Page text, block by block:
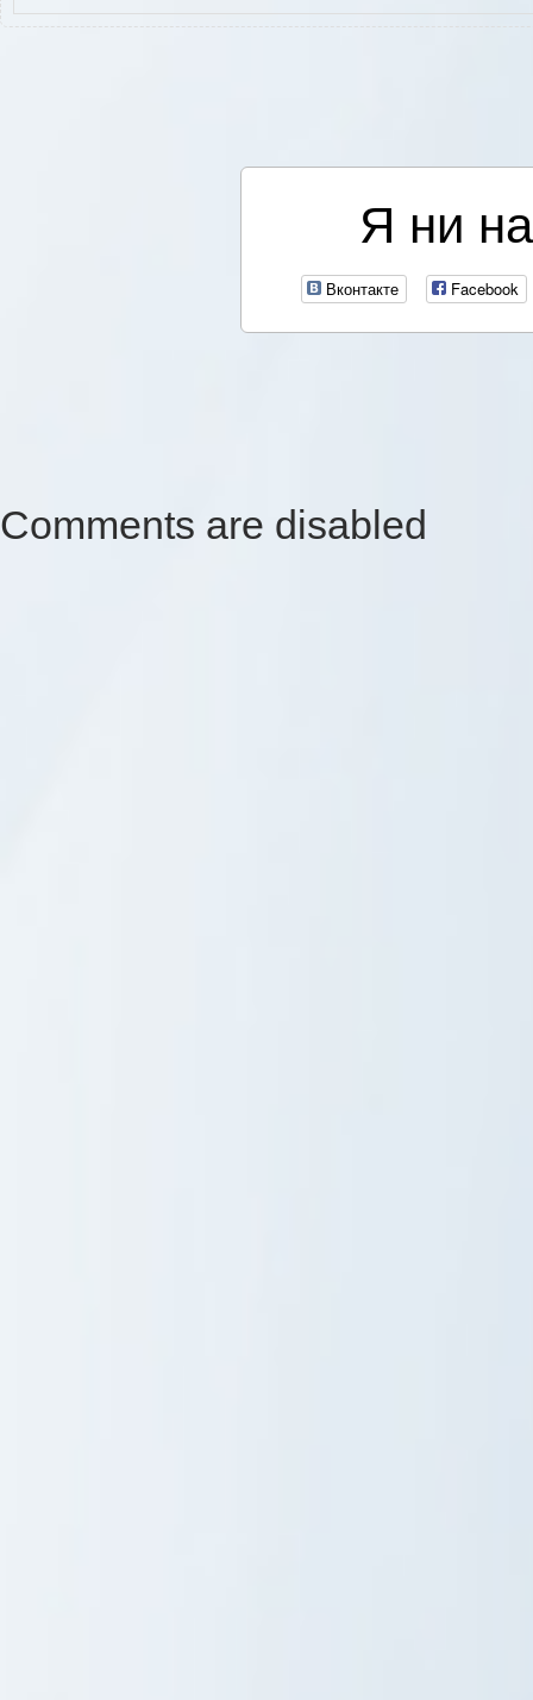
Я ни
Вконтакте Facebook
Comments are disabled